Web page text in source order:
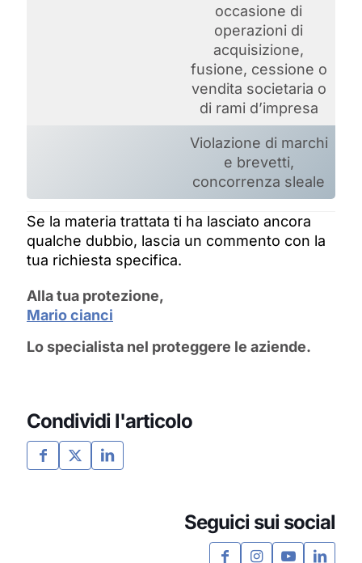
occasione di
operazioni di
acquisizione,
fusione, cessione o
vendita societaria o
di rami d’impresa
Violazione di marchi
e brevetti,
concorrenza sleale
Se la materia trattata ti ha lasciato ancora
qualche dubbio, lascia un commento con la
tua richiesta specifica.
Alla tua protezione,
Mario cianci
Lo specialista nel proteggere le aziende.
Condividi l'articolo
Seguici sui social